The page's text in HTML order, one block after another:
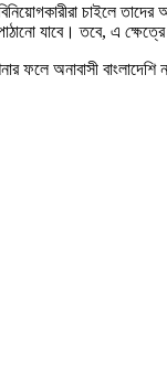
বিনিয়োগকারীরা চাইলে
যাবে। তবে, এ ক্ষেত্রে
ফলে অনাবাসী